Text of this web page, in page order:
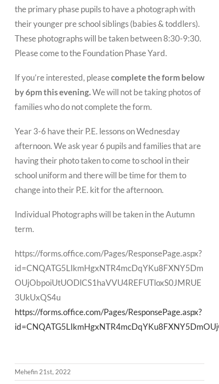
the primary phase pupils to have a photograph with
their younger pre school siblings (babies & toddlers).
These photographs will be taken between 8:30-9:30.
Please come to the Foundation Phase Yard.
If you’re interested, pleasecomplete the form below
by 6pm this evening.We will not be taking photos of
families who do not complete the form.
Year 3-6 have their P.E. lessons on Wednesday
afternoon. We ask year 6 pupils and families that are
having their photo taken to come to school in their
school uniform and there will be time for them to
change into their P.E. kit for the afternoon.
Individual Photographs will be taken in the Autumn
term.
https://forms.office.com/Pages/ResponsePage.aspx?
id=CNQATG5LIkmHgxNTR4mcDqYKu8FXNY5Dm
OUjObpoiUtUODlCS1haVVU4REFUTloxS0JMRUE
3UkUxQS4u
https://forms.office.com/Pages/ResponsePage.aspx?
Mehefin 21st, 2022